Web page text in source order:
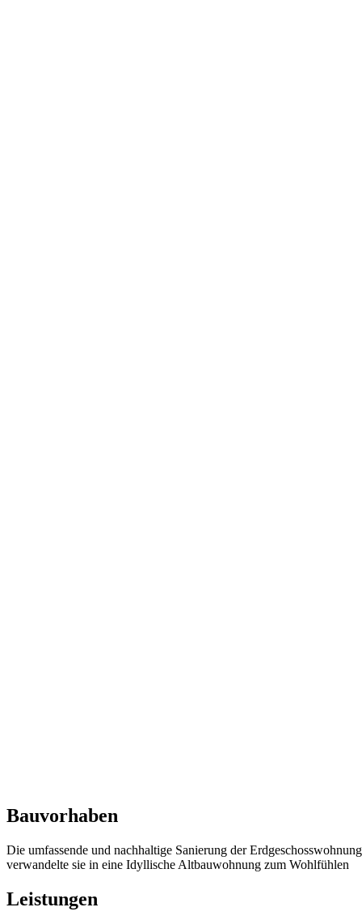
Bauvorhaben
Die umfassende und nachhaltige Sanierung der Erdgeschosswohnung
verwandelte sie in eine Idyllische Altbauwohnung zum Wohlfühlen
Leistungen